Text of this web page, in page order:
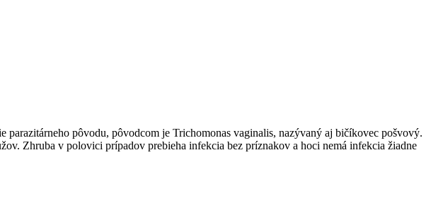
parazitárneho pôvodu, pôvodcom je Trichomonas vaginalis, nazývaný aj bičíkovec pošvový.
Zhruba v polovici prípadov prebieha infekcia bez príznakov a hoci nemá infekcia žiadne